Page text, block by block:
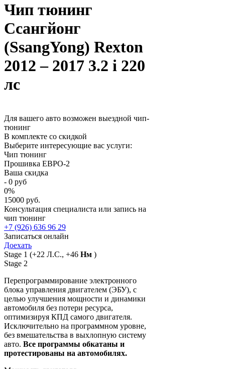
Чип тюнинг
Ссангйонг
(SsangYong) Rexton
2012 – 2017 3.2 i 220
лс
Для вашего авто возможен выездной чип-
тюнинг
В комплекте со скидкой
Выберите интересующие вас услуги:
Чип тюнинг
Прошивка ЕВРО-2
Ваша скидка
- 0 руб
0%
15000 руб.
Консультация специалиста или запись на
чип тюнинг
+7 (926) 636 96 29
Записаться онлайн
Доехать
Stage 1 (+22 Л.С., +46 Нм )
Stage 2
Перепрограммирование электронного
блока управления двигателем (ЭБУ), с
целью улучшения мощности и динамики
автомобиля без потери ресурса,
оптимизируя КПД самого двигателя.
Исключительно на программном уровне,
без вмешательства в выхлопную систему
авто. Все программы обкатаны и
протестированы на автомобилях.